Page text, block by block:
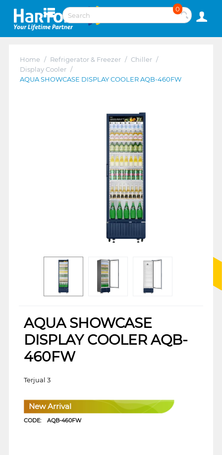
0
Home / Refrigerator & Freezer / Chiller /
Display Cooler /
AQUA SHOWCASE DISPLAY COOLER AQB-460FW
AQUA SHOWCASE
DISPLAY COOLER AQB-
460FW
Terjual 3
New Arrival
CODE: AQB-460FW